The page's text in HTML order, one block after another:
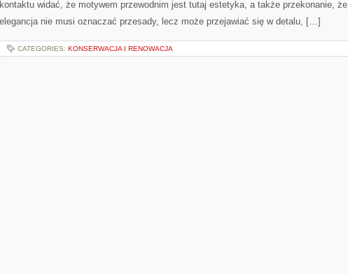
kontaktu widać, że motywem przewodnim jest tutaj estetyka, a także przekonanie, że
elegancja nie musi oznaczać przesady, lecz może przejawiać się w detalu, […]
CATEGORIES: KONSERWACJA I RENOWACJA